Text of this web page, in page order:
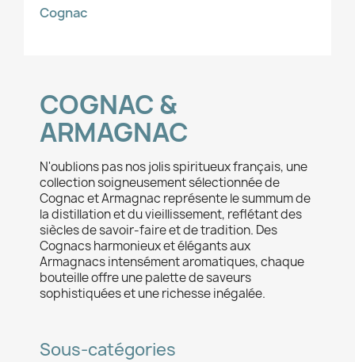
Cognac
COGNAC &
ARMAGNAC
N'oublions pas nos jolis spiritueux français, une
collection soigneusement sélectionnée de
Cognac et Armagnac représente le summum de
la distillation et du vieillissement, reflétant des
siècles de savoir-faire et de tradition. Des
Cognacs harmonieux et élégants aux
Armagnacs intensément aromatiques, chaque
bouteille offre une palette de saveurs
sophistiquées et une richesse inégalée.
Sous-catégories